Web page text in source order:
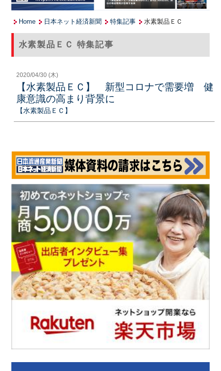
Home 日本ネット経済新聞 特集記事 水素製品ＥＣ
水素製品ＥＣ 特集記事
2020/04/30 (木)
【水素製品ＥＣ】 新型コロナで需要増 健
康意識の高まり背景に
【水素製品ＥＣ】